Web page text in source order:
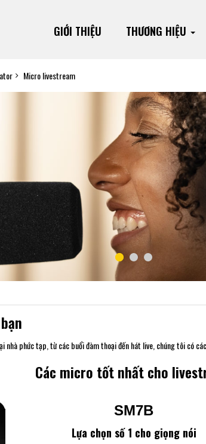
GIỚI THIỆU THƯƠNG HIỆU
Micro livestream
phức tạp, từ các buổi đàm thoại đến hát live, chúng tôi có
Các micro tốt nhất cho
SM7B
Lựa chọn số 1 cho giọng nói